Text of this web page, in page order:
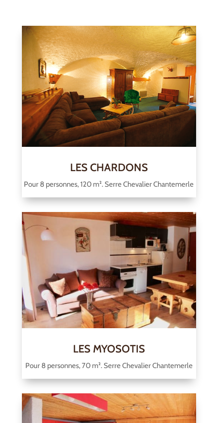
LES CHARDONS
Pour 8 personnes, 120 m². Serre Chevalier Chantemerle
LES MYOSOTIS
Pour 8 personnes, 70 m². Serre Chevalier Chantemerle